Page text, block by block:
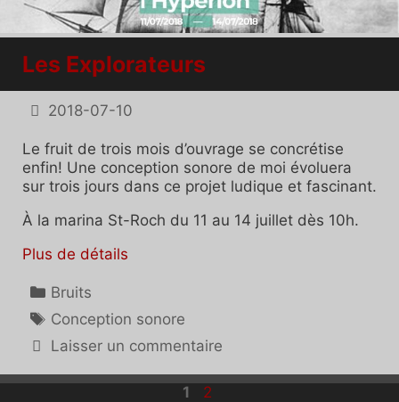
Les Explorateurs
2018-07-10
Le fruit de trois mois d’ouvrage se concrétise
enfin! Une conception sonore de moi évoluera
sur trois jours dans ce projet ludique et fascinant.
À la marina St-Roch du 11 au 14 juillet dès 10h.
Plus de détails
Catégories
Bruits
Étiquettes
Conception sonore
Laisser un commentaire
Page
1 Page
2